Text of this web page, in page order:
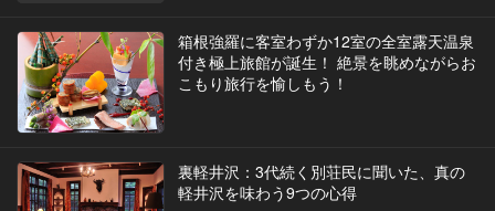
箱根強羅に客室わずか12室の全室露天温泉
付き極上旅館が誕生！ 絶景を眺めながらお
こもり旅行を愉しもう！
裏軽井沢：3代続く別荘民に聞いた、真の
軽井沢を味わう9つの心得